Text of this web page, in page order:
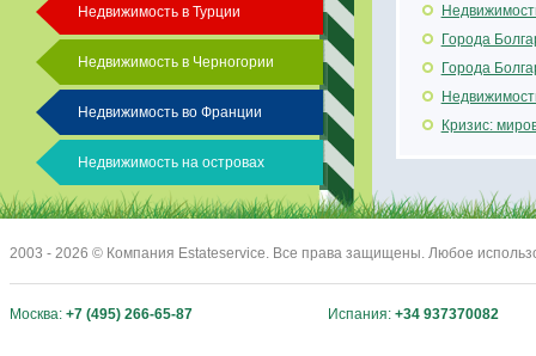
Города
Города
Кризис:
Недвижимость в Турции
Недвижимость в Черногории
Недвижимость во Франции
Недвижимость на островах
2003 - 2026 © Компания Estateservice. Все права защищены. Любое
Москва: +7 (495) 266-65-87 Испания: +34 937370082